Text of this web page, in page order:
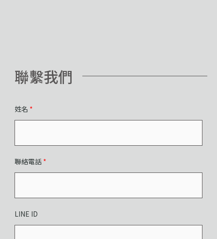
聯繫我們
姓名 *
聯絡電話 *
LINE ID